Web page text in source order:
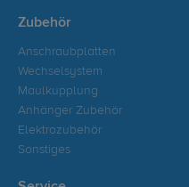
Zubehör
Anschraubplatten
Wechselsystem
Maulkupplung
Anhänger Zubehör
Elektrozubehör
Sonstiges